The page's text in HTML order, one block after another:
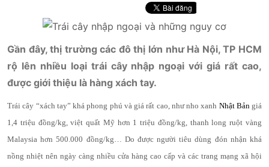
Gần đây, thị trường các đô thị lớn như Hà Nội, TP HCM
rộ lên nhiều loại trái cây nhập ngoại với giá rất cao,
được giới thiệu là hàng xách tay.
Trái cây “xách tay” khá phong phú và giá rất cao, như nho xanh Nhật Bản giá
1,4 triệu đồng/kg, việt quất Mỹ hơn 1 triệu đồng/kg, thanh long ruột vàng
Malaysia hơn 500.000 đồng/kg… Do được người tiêu dùng đón nhận khá
nồng nhiệt nên ngày càng nhiều cửa hàng cao cấp và các trang mạng xã hội